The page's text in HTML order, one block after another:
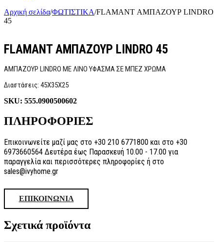
Αρχική σελίδα/ΦΩΤΙΣΤΙΚΑ/FLAMANT ΑΜΠΑΖΟΥΡ LINDRO
45
FLAMANT ΑΜΠΑΖΟΥΡ LINDRO 45
ΑΜΠΑΖΟΥΡ LINDRO ΜΕ ΛΙΝΟ ΥΦΑΣΜΑ ΣΕ ΜΠΕΖ ΧΡΩΜΑ
Διαστάσεις: 45X35X25
SKU: 555.0900500602
ΠΛΗΡΟΦΟΡΙΕΣ
Επικοινωνείτε μαζί μας στο +30 210 6771800 και στο +30
6973660564 Δευτέρα έως Παρασκευή 10.00 - 17.00 για
παραγγελία και περισσότερες πληροφορίες ή στο
sales@ivyhome.gr
ΕΠΙΚΟΙΝΩΝΙΑ
Σχετικά προϊόντα